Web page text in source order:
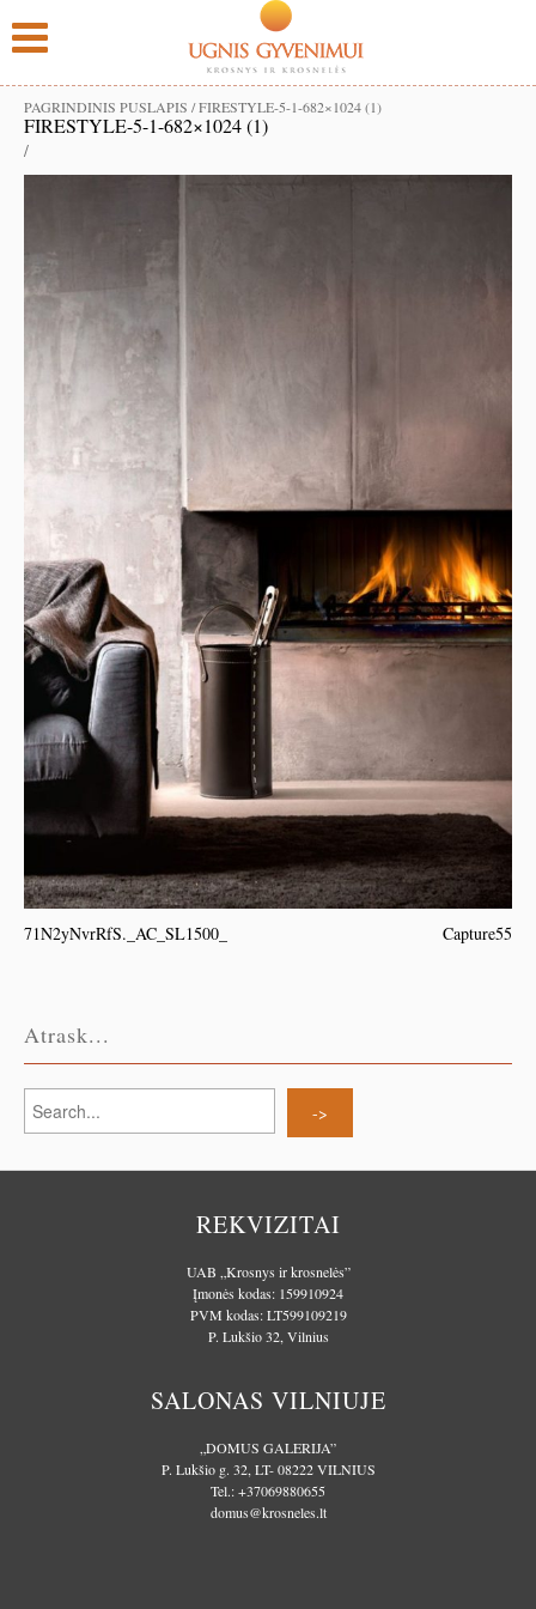
PAGRINDINIS PUSLAPIS /FIRESTYLE-5-1-682×1024 (1)
FIRESTYLE-5-1-682×1024 (1)
/
71N2yNvrRfS._AC_SL1500_ Capture55
Atrask...
REKVIZITAI
UAB „Krosnys ir krosnelės”
Įmonės kodas: 159910924
PVM kodas: LT599109219
P. Lukšio 32, Vilnius
SALONAS VILNIUJE
„DOMUS GALERIJA”
P. Lukšio g. 32, LT- 08222 VILNIUS
Tel.:+37069880655
domus@krosneles.lt